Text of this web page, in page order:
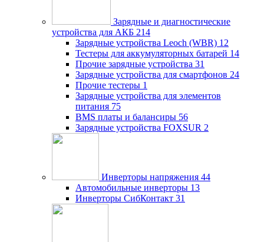
Зарядные и диагностические
устройства для АКБ 214
Зарядные устройства Leoch (WBR) 12
Тестеры для аккумуляторных батарей 14
Прочие зарядные устройства 31
Зарядные устройства для смартфонов 24
Прочие тестеры 1
Зарядные устройства для элементов
питания 75
BMS платы и балансиры 56
Зарядные устройства FOXSUR 2
Инверторы напряжения 44
Автомобильные инверторы 13
Инверторы СибКонтакт 31